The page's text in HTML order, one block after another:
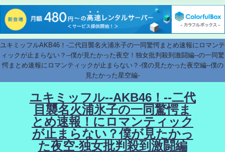
ユキミッフルAKB46！-二代目襲名火浦氷子の一同驚愕まとめ速報にロマンテ
ィックが止まらない？--僕が見たかった夜空！独女批判殺到激闘編--の一同驚
愕まとめ速報にロマンティックが止まらない？-僕の見たかった夜空編--僕の
見たかった星空編-
ユキミッフル--AKB46！--二代
目襲名火浦氷子の一同驚愕ま
とめ速報！にロマンティック
が止まらない？僕が見たかっ
た夜空-独女批判殺到激闘編